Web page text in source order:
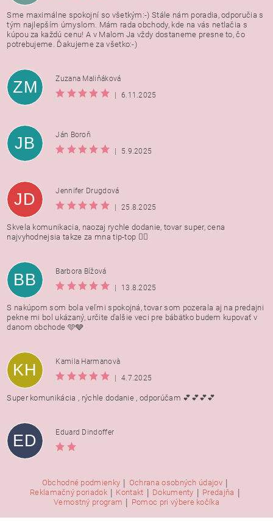
Sme maximálne spokojní so všetkým:-) Stále nám poradia, odporučia s
tým najlepším úmyslom. Mám rada obchody, kde na vás netlačia s
kúpou za každú cenu! A v Malom Ja vždy dostaneme presne to, čo
potrebujeme. Ďakujeme za všetko:-)
ZM
Zuzana Maliňáková
|
6.11.2025
JB
Ján Boroň
|
5.9.2025
JD
Jennifer Drugdová
|
25.8.2025
Skvela komunikacia, naozaj rychle dodanie, tovar super, cena
najvyhodnejsia takze za mna tip-top 👍🏻
BB
Barbora Bížová
|
13.8.2025
S nakúpom som bola veľmi spokojná, tovar som pozerala aj na predajni
pekne mi bol ukázaný, určite ďalšie veci pre bábätko budem kupovať v
danom obchode 🩵🩶
KH
Kamila Harmanovà
|
4.7.2025
Super komunikácia , rýchle dodanie , odporúčam 💕💕💕💕
ED Eduard Dindoffer
Obchodné podmienky | Ochrana osobných údajov |
Reklamačný poriadok | Kontakt | Dokumenty | Predajňa |
Vernostný program | Pomoc pri výbere kočíka